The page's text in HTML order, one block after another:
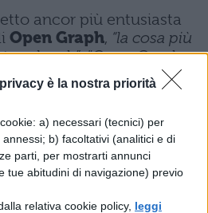
è la nostra priorità
a) necessari (tecnici) per
b) facoltativi (analitici e di
parti, per mostrarti annunci
tue abitudini di navigazione) previo
relativa cookie policy, leggi
ancor più entusiasta
Open Graph, “la cosa più
sul web”: "Open Graph e
– ha spiegato Mark –
diventare il proprio
o vedere in tempo reale
e i film che gli amici
o vedendo. “Sarà come
alla televisione del